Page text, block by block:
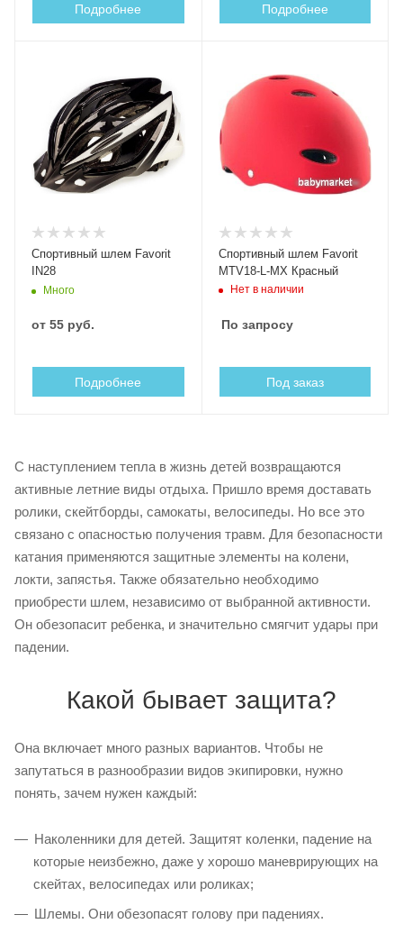
Подробнее Подробнее
Cпортивный шлем Favorit
IN28
Много
от 55 руб.
Подробнее
Cпортивный шлем Favorit
MTV18-L-MX Красный
Нет в наличии
По запросу
Под заказ
С наступлением тепла в жизнь детей возвращаются
активные летние виды отдыха. Пришло время доставать
ролики, скейтборды, самокаты, велосипеды. Но все это
связано с опасностью получения травм. Для безопасности
катания применяются защитные элементы на колени,
локти, запястья. Также обязательно необходимо
приобрести шлем, независимо от выбранной активности.
Он обезопасит ребенка, и значительно смягчит удары при
падении.
Какой бывает защита?
Она включает много разных вариантов. Чтобы не
запутаться в разнообразии видов экипировки, нужно
понять, зачем нужен каждый:
Наколенники для детей. Защитят коленки, падение на
которые неизбежно, даже у хорошо маневрирующих на
скейтах, велосипедах или роликах;
Шлемы. Они обезопасят голову при падениях.